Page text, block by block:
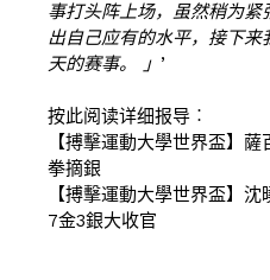
事打头阵上场，虽然稍为
出自己应有的水平，接下
天的赛事。 」 ’
按此阅读详细报导︰
【搏擊運動大學世界盃】
拳摘銀
【搏擊運動大學世界盃】
7金3銀大收官